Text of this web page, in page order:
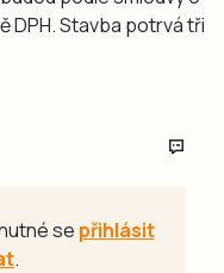
DPH. Stavba potrvá tři
se přihlásit
.